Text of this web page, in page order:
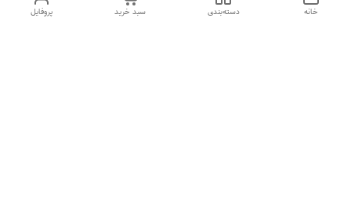
پروفایل سبد خرید دسته‌بندی خانه